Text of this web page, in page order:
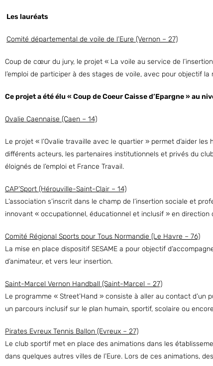
Les lauréats
Comité départemental de voile de l’Eure (Vernon – 27)
Coup de cœur du jury, le projet « La voile au service de
l’emploi de participer à des stages de voile, avec pour objectif
Ce projet a été élu « Coup de Coeur Caisse d’Epargne » au
Ovalie Caennaise (Caen – 14)
Le projet « l’Ovalie travaille avec le quartier » permet d’aider
différents acteurs, les partenaires institutionnels et privés du
éloignés de l’emploi et France Travail.
CAP’Sport (Hérouville-Saint-Clair – 14)
L’association s’inscrit dans le champ de l’insertion sociale et
innovant « occupationnel, éducationnel et inclusif » en direction
Comité Régional Sports pour Tous Normandie (Le Havre – 76)
La mise en place dispositif SESAME a pour objectif
d’animateur, et vers leur insertion.
Saint-Marcel Vernon Handball (Saint-Marcel – 27)
Le programme « Street’Hand » consiste à aller au contact
un parcours inclusif sur le plan humain, sportif, scolaire ou
Pirates Evreux Tennis Ballon (Evreux – 27)
Le club sportif met en place des animations dans les
dans quelques autres villes de l’Eure. Lors de ces animations,